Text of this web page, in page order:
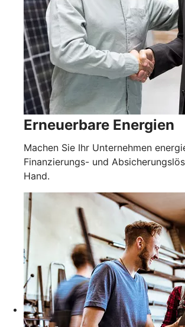
Erneuerbare Energien
Machen Sie Ihr Unternehmen
Finanzierungs- und
Hand.